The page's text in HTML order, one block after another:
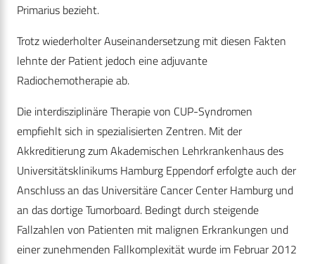
Primarius bezieht.
Trotz wiederholter Auseinandersetzung mit diesen Fakten
lehnte der Patient jedoch eine adjuvante
Radiochemotherapie ab.
Die interdisziplinäre Therapie von CUP-Syndromen
empfiehlt sich in spezialisierten Zentren. Mit der
Akkreditierung zum Akademischen Lehrkrankenhaus des
Universitätsklinikums Hamburg Eppendorf erfolgte auch der
Anschluss an das Universitäre Cancer Center Hamburg und
an das dortige Tumorboard. Bedingt durch steigende
Fallzahlen von Patienten mit malignen Erkrankungen und
einer zunehmenden Fallkomplexität wurde im Februar 2012